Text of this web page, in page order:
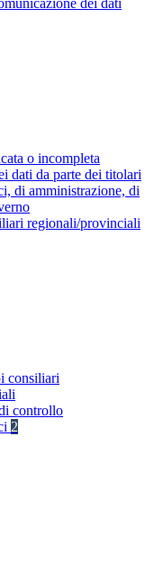
dei dati
o incompleta
dati da parte dei titolari
di amministrazione, di
regionali/provinciali
consiliari
controllo
2